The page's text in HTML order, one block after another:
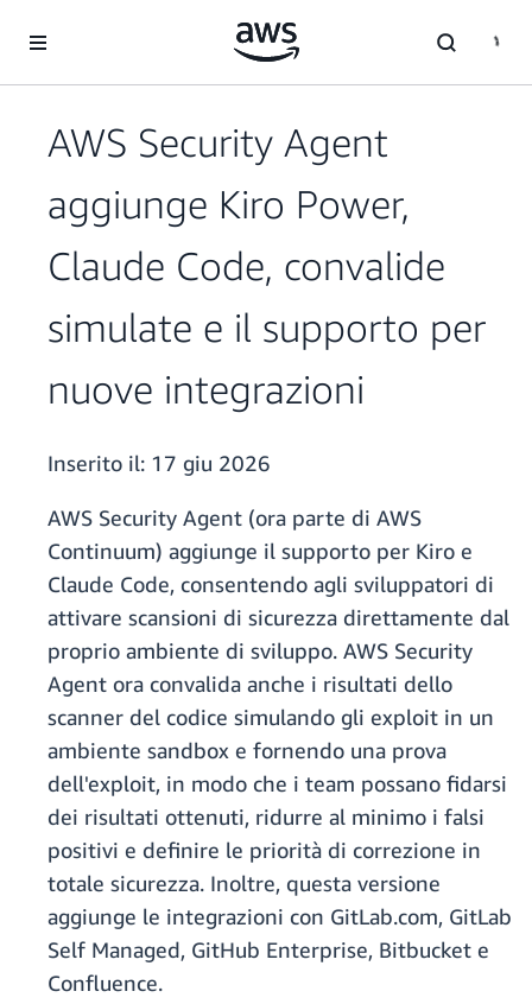
AWS Security Agent
aggiunge Kiro Power,
Claude Code, convalide
simulate e il supporto per
nuove integrazioni
Inserito il: 17 giu 2026
AWS Security Agent (ora parte di AWS
Continuum) aggiunge il supporto per Kiro e
Claude Code, consentendo agli sviluppatori di
attivare scansioni di sicurezza direttamente dal
proprio ambiente di sviluppo. AWS Security
Agent ora convalida anche i risultati dello
scanner del codice simulando gli exploit in un
ambiente sandbox e fornendo una prova
dell'exploit, in modo che i team possano fidarsi
dei risultati ottenuti, ridurre al minimo i falsi
positivi e definire le priorità di correzione in
totale sicurezza. Inoltre, questa versione
aggiunge le integrazioni con GitLab.com, GitLab
Self Managed, GitHub Enterprise, Bitbucket e
Confluence.